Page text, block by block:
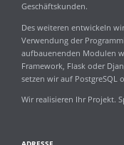
Geschäftskunden.
Des weiteren entwickeln
Verwendung der
aufbauenenden Modulen
Framework, Flask oder
setzen wir auf PostgreSQL
Wir realisieren Ihr Projekt.